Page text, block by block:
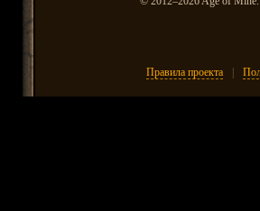
Правила проекта